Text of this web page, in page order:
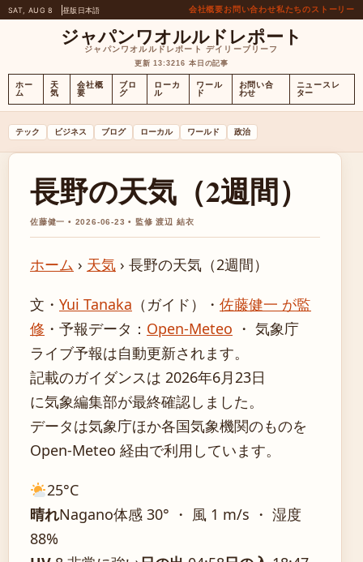
SAT, AUG 8 昼版 日本語 会社概要お問い合わせ私たちのストーリー
ジャパンワオルルドレポート
ジャパンワオルルドレポート デイリーブリーフ
更新 13:3216 本日の記事
ホー
ム
天
気
会社概
要
ブロ
グ
ローカ
ル
ワール
ド
お問い合
わせ
ニュースレ
ター
テック ビジネス ブログ ローカル ワールド 政治
長野の天気（2週間）
佐藤健一 • 2026-06-23 • 監修 渡辺 結衣
ホーム › 天気 › 長野の天気（2週間）
文・ Yui Tanaka （ガイド） ・ 佐藤健一 が監
修 ・ 予報データ： Open-Meteo ・ 気象庁
ライブ予報は自動更新されます。
記載のガイダンスは 2026年6月23日
に気象編集部が最終確認しました。
データは気象庁ほか各国気象機関のものを
Open-Meteo 経由で利用しています。
25°C
晴れNagano体感 30° ・ 風 1 m/s ・ 湿度
88%